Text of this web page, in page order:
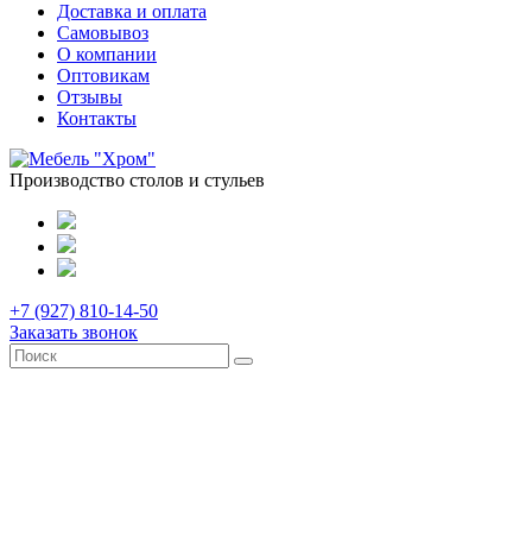
Доставка и оплата
Самовывоз
О компании
Оптовикам
Отзывы
Контакты
Производство столов и стульев
+7 (927) 810-14-50
Заказать звонок